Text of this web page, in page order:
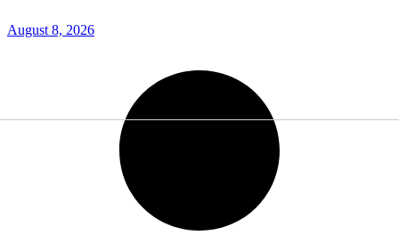
August 8, 2026